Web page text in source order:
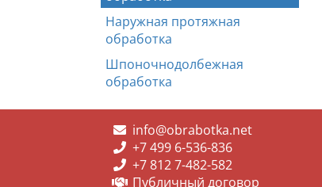
Наружная протяжная
обработка
Шпоночнодолбежная
обработка
info@obrabotka.net
+7 499 6-536-836
+7 812 7-482-582
Публичный договор